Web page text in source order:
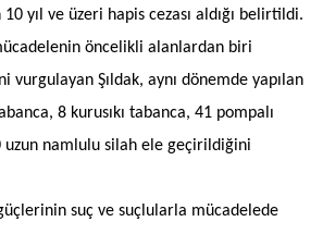
yıl ve üzeri hapis cezası aldığı belirtildi.
öncelikli alanlardan biri
vurgulayan Şıldak, aynı dönemde yapılan
8 kurusıkı tabanca, 41 pompalı
namlulu silah ele geçirildiğini
suç ve suçlularla mücadelede